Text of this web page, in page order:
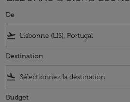
De
flight_takeoff
Destination
flight_land
Budget